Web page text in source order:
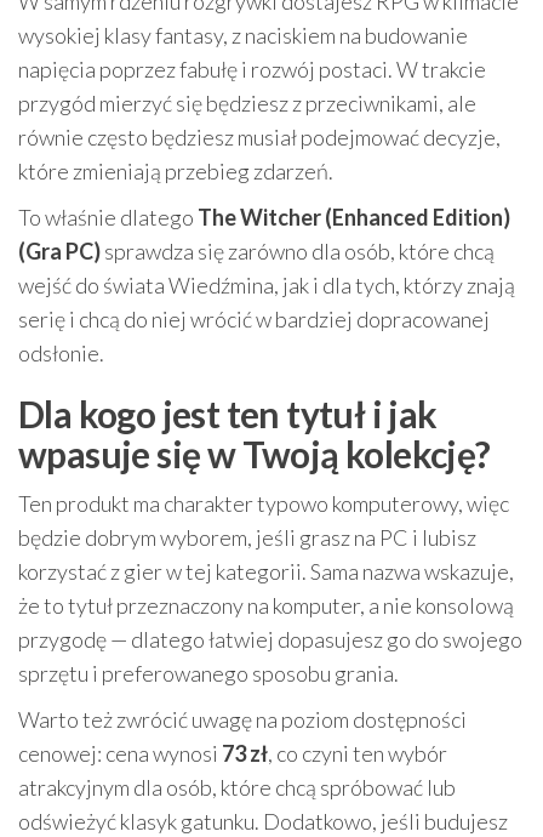
wysokiej klasy fantasy, z naciskiem na budowanie
napięcia poprzez fabułę i rozwój postaci. W trakcie
przygód mierzyć się będziesz z przeciwnikami, ale
równie często będziesz musiał podejmować decyzje,
które zmieniają przebieg zdarzeń.
To właśnie dlatego The Witcher (Enhanced Edition)
(Gra PC)sprawdza się zarówno dla osób, które chcą
wejść do świata Wiedźmina, jak i dla tych, którzy znają
serię i chcą do niej wrócić w bardziej dopracowanej
odsłonie.
Dla kogo jest ten tytuł i jak
wpasuje się w Twoją kolekcję?
Ten produkt ma charakter typowo komputerowy, więc
będzie dobrym wyborem, jeśli grasz na PC i lubisz
korzystać z gier w tej kategorii. Sama nazwa wskazuje,
że to tytuł przeznaczony na komputer, a nie konsolową
przygodę — dlatego łatwiej dopasujesz go do swojego
sprzętu i preferowanego sposobu grania.
Warto też zwrócić uwagę na poziom dostępności
cenowej: cena wynosi 73 zł, co czyni ten wybór
atrakcyjnym dla osób, które chcą spróbować lub
odświeżyć klasyk gatunku. Dodatkowo, jeśli budujesz